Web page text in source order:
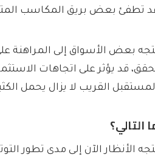
تطفئ بعض بريق المكاسب
بعض الأسواق إلى المراهنة
قد يؤثر على اتجاهات
القريب لا يزال يحمل
التالي؟
الأنظار الآن إلى مدى تطور